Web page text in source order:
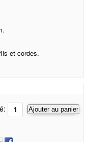
et cordes.
Ajouter au panier